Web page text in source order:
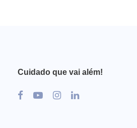
Cuidado que vai além!